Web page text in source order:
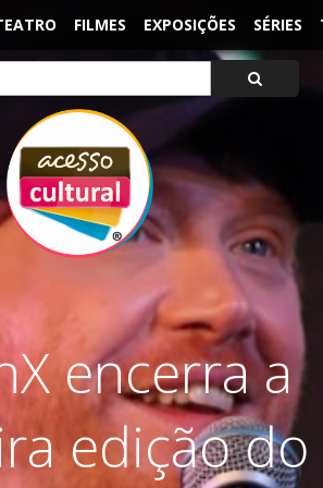
FILMES EXPOSIÇÕES SÉRIES
encerra a
edição do